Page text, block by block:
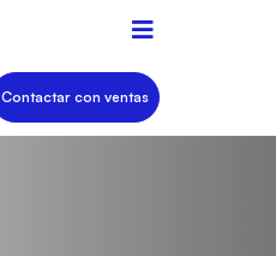
Contactar con ventas